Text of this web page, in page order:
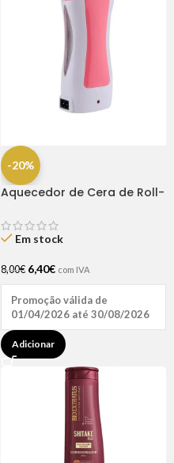
-20%
Aquecedor de Cera de Roll-
Em stock
8,00€ 6,40€ com IVA
Promoção válida de
01/04/2026 até 30/08/2026
Adicionar